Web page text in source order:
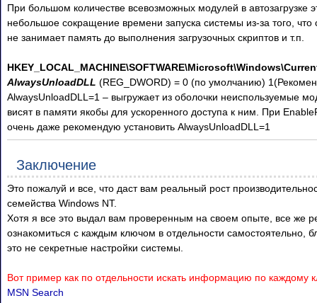
При большом количестве всевозможных модулей в автозагрузке
небольшое сокращение времени запуска системы из-за того, что
не занимает память до выполнения загрузочных скриптов и т.п.
AlwaysUnloadDLL (REG_DWORD) = 0 (по умолчанию)
AlwaysUnloadDLL=1 – выгружает из оболочки неиспользуемые
висят в памяти якобы для ускоренного доступа к ним. При
очень даже рекомендую установить AlwaysUnloadDLL=1
Заключение
Это пожалуй и все, что даст вам реальный рост
семейства Windows NT.
Хотя я все это выдал вам проверенным на своем опыте, все же
ознакомиться с каждым ключом в отдельности самостоятельно,
это не секретные настройки системы.
Вот пример как по отдельности искать информацию по каждому
MSN Search